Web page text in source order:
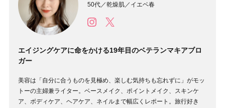
50代／乾燥肌／イエベ春
エイジングケアに命をかける19年目のベテランマキアブロ
ガー
美容は「自分に合うものを見極め、楽しむ気持ちも忘れずに」がモッ
トーの主婦兼ライター。ベースメイク、ポイントメイク、スキンケ
ア、ボディケア、ヘアケア、ネイルまで幅広くレポート。旅行好き